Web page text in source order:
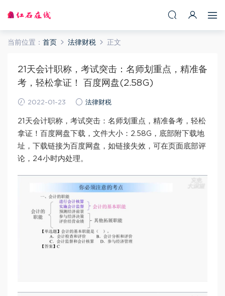
当前位置： 首页 法律财税 正文
21天会计职称，考试突击：名师划重点，精准备
考，轻松拿证！ 百度网盘(2.58G)
2022-01-23 法律财税
21天会计职称，考试突击：名师划重点，精准备考，轻松
拿证！百度网盘下载，文件大小：2.58G，底部附下载地
址，下载链接为百度网盘，如链接失效，可在页面底部评
论，24小时内处理。